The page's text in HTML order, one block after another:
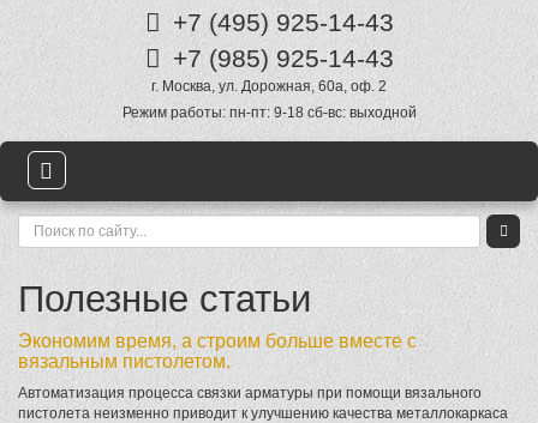
+7 (495) 925-14-43
+7 (985) 925-14-43
г. Москва, ул. Дорожная, 60а, оф. 2
Режим работы: пн-пт: 9-18 сб-вс: выходной
Полезные статьи
Экономим время, а строим больше вместе с
вязальным пистолетом.
Автоматизация процесса связки арматуры при помощи вязального
пистолета неизменно приводит к улучшению качества металлокаркаса